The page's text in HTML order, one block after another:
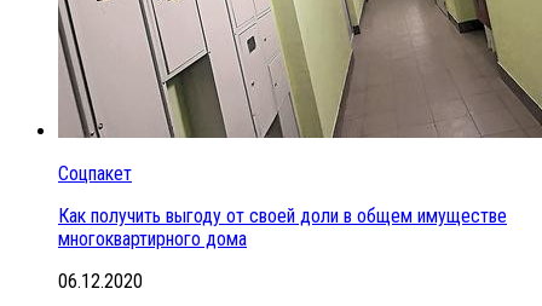
Соцпакет
Как получить выгоду от своей доли в общем имуществе
многоквартирного дома
06.12.2020